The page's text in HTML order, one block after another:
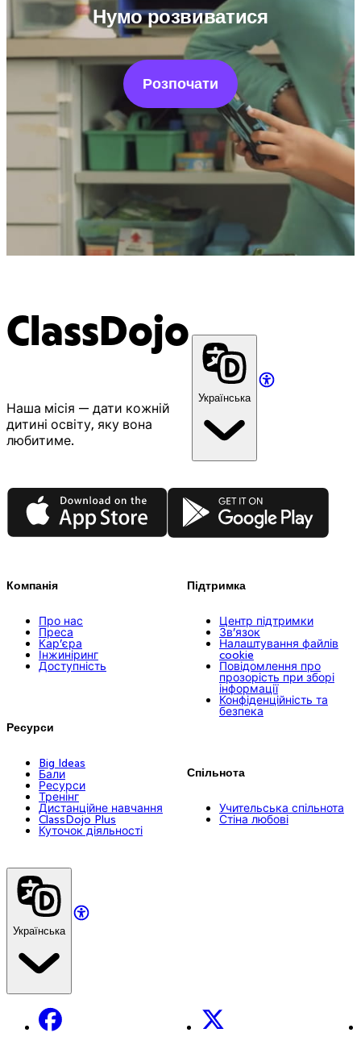
Нумо розвиватися
Розпочати
ClassDojo
Наша місія — дати кожній
дитині освіту, яку вона
любитиме.
Українська
App Store Google Play
Компанія
Про нас
Преса
Кар’єра
Інжиніринг
Доступність
Ресурси
Big Ideas
Бали
Ресурси
Тренінг
Дистанційне навчання
ClassDojo Plus
Куточок діяльності
Підтримка
Центр підтримки
Зв’язок
Налаштування файлів
cookie
Повідомлення про
прозорість при зборі
інформації
Конфіденційність та
безпека
Спільнота
Учительська спільнота
Стіна любові
Українська
Facebook X